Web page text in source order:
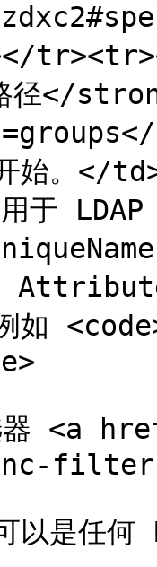
</
开始。
LDAP
例如
选器 <a
以是任